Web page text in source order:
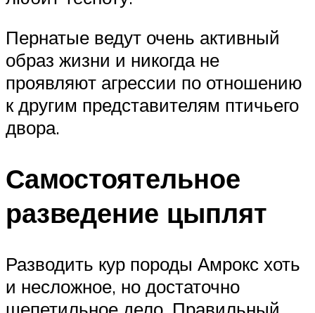
Пернатые ведут очень активный
образ жизни и никогда не
проявляют агрессии по отношению
к другим представителям птичьего
двора.
Самостоятельное
разведение цыплят
Разводить кур породы Амрокс хоть
и несложное, но достаточно